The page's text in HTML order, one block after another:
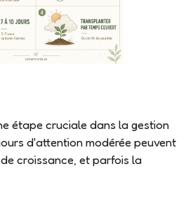
étape cruciale dans la gestion
d'attention modérée peuvent
croissance, et parfois la